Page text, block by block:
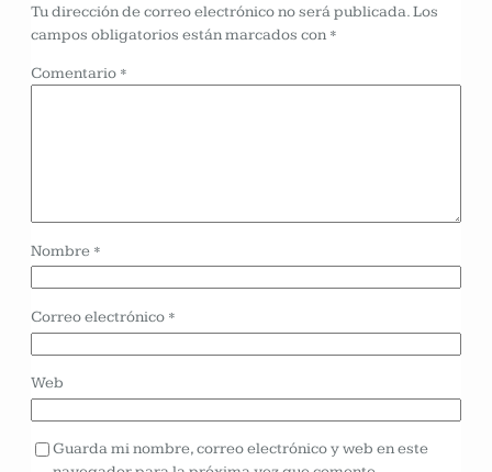
Tu dirección de correo electrónico no será publicada.Los
campos obligatorios están marcados con *
Comentario *
Nombre *
Correo electrónico *
Web
Guarda mi nombre, correo electrónico y web en este